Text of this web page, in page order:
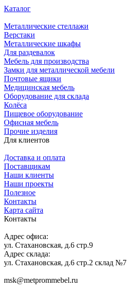
Каталог
Металлические стеллажи
Верстаки
Металлические шкафы
Для раздевалок
Мебель для производства
Замки для металлической мебели
Почтовые ящики
Медицинская мебель
Оборудование для склада
Колёса
Пищевое оборудование
Офисная мебель
Прочие изделия
Для клиентов
Доставка и оплата
Поставщикам
Наши клиенты
Наши проекты
Полезное
Контакты
Карта сайта
Контакты
Адрес офиса:
ул. Стахановская, д.6 стр.9
Адрес склада:
ул. Стахановская, д.6 стр.2 склад №7
msk@metprommebel.ru